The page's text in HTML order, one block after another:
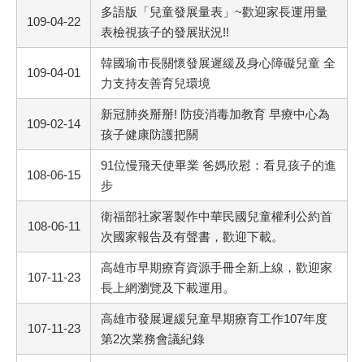
109-04-22
多語版「兒童發展量表」~歡迎家長運用量
表檢視孩子的發展狀況!!
109-04-01
韓國瑜市長關懷發展遲緩及身心障礙兒童 全
力支持友善育兒環境
109-02-14
新冠肺炎掰掰! 防疫消毒加教育 早療中心為
孩子健康防護把關
108-06-15
91位慢飛天使畢業 爸媽欣慰：看見孩子的進
步
108-06-11
衛福部社家署製作中華民國兒童權利公約首
次國家報告及有聲書，歡迎下載。
107-11-23
高雄市早期療育資源手冊全新上線，歡迎家
長上網瀏覽及下載運用。
107-11-23
高雄市發展遲緩兒童早期療育工作107年度
第2次業務會議紀錄